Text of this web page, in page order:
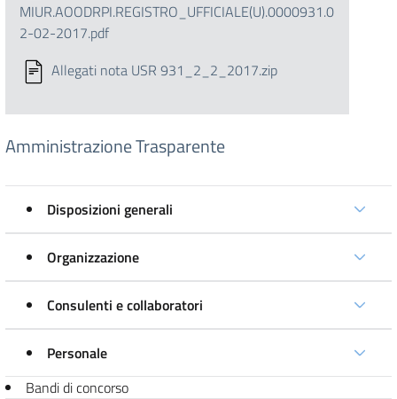
MIUR.AOODRPI.REGISTRO_UFFICIALE(U).0000931.0
2-02-2017.pdf
Allegati nota USR 931_2_2_2017.zip
Amministrazione Trasparente
Disposizioni generali
Organizzazione
Consulenti e collaboratori
Personale
Bandi di concorso